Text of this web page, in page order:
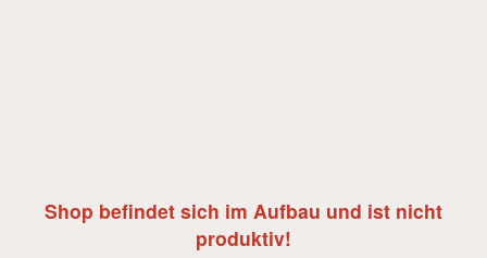
Shop befindet sich im Aufbau und ist nicht
produktiv!